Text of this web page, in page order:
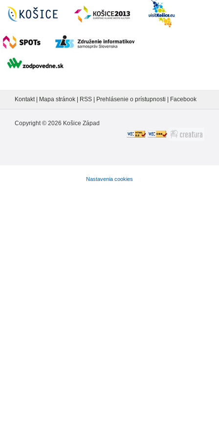
Kontakt | Mapa stránok | RSS | Prehlásenie o prístupnosti | Facebook
Copyright © 2026 Košice Západ
Nastavenia cookies